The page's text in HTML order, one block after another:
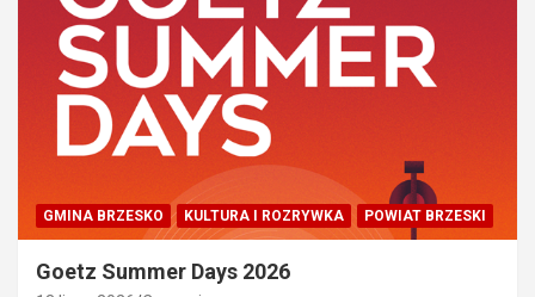
GMINA BRZESKO KULTURA I ROZRYWKA POWIAT BRZESKI
Goetz Summer Days 2026